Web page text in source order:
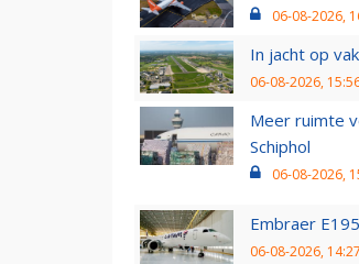
06-08-2026,
In jacht op
06-08-2026,
Meer ruimte
Schiphol
06-08-2026,
Embraer
06-08-2026, 14:27